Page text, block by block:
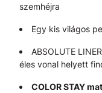
szemhéjra
Egy kis világos
ABSOLUTE
éles vonal helyett
COLOR STAY